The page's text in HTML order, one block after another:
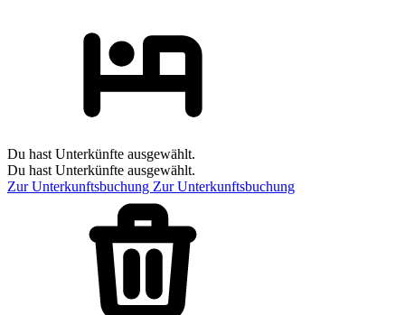
Du hast Unterkünfte ausgewählt.
Du hast Unterkünfte ausgewählt.
Zur Unterkunftsbuchung Zur Unterkunftsbuchung